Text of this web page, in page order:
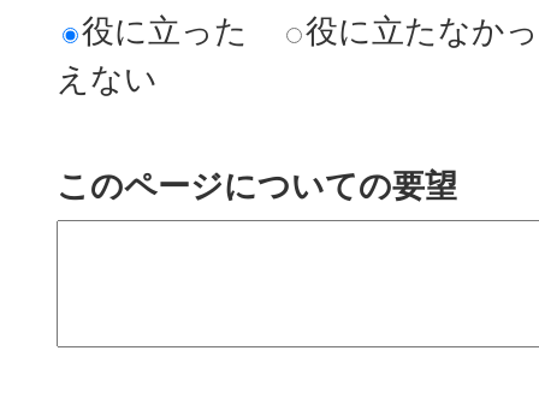
役に立った
役に立たなか
えない
このページについての要望